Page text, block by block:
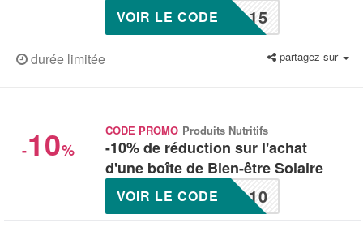
L15
VOIR LE CODE
durée limitée partagez sur
-10%
CODE PROMO Produits Nutritifs
-10% de réduction sur l'achat
d'une boîte de Bien-être Solaire
L10
VOIR LE CODE